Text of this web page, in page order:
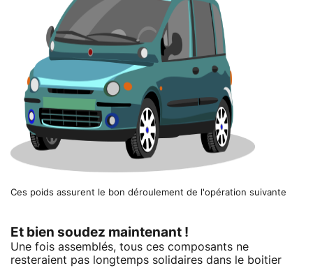
Ces poids assurent le bon déroulement de l'opération suivante
Et bien soudez maintenant !
Une fois assemblés, tous ces composants ne
resteraient pas longtemps solidaires dans le boitier